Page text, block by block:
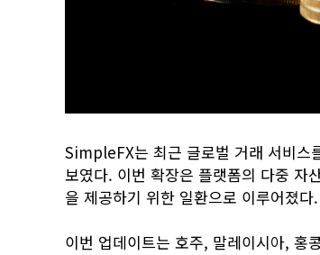
SimpleFX는 최근 글로벌 거래 서비스
보였다. 이번 확장은 플랫폼의 다중 자
을 제공하기 위한 일환으로 이루어졌다.
이번 업데이트는 호주, 말레이시아, 홍